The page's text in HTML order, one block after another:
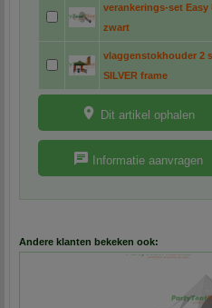
verankerings-set
zwart
vlaggenstokhouder 2
SILVER frame
Dit artikel ophalen
Informatie aanvragen
Andere klanten bekeken ook: